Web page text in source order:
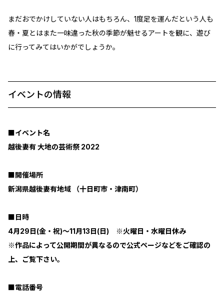
まだおでかけしていない人はもちろん、1度足を運んだという人も
春・夏とはまた一味違った秋の季節が魅せるアートを観に、遊び
に行ってみてはいかがでしょうか。
イベントの情報
■イベント名
越後妻有 大地の芸術祭 2022
■開催場所
新潟県越後妻有地域 （十日町市・津南町）
■日時
4月29日(金・祝)～11月13日(日) ※火曜日・水曜日休み
※作品によって公開期間が異なるので公式ページなどをご確認の
上、ご覧下さい。
■電話番号